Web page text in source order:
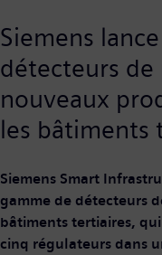
Siemens
détecteurs de
nouveaux
les bâtiments
Siemens Smart
gamme de détecteurs
bâtiments tertiaires,
cinq régulateurs dans